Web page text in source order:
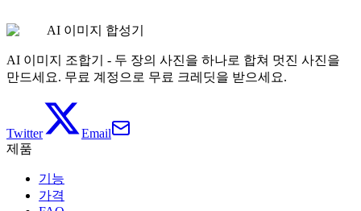
가격 보기AI 이미지 합성기
AI 이미지 조합기 - 두 장의 사진을 하나로 합쳐 멋진 사진을
만드세요. 무료 계정으로 무료 크레딧을 받으세요.
Twitter
Email
제품
기능
가격